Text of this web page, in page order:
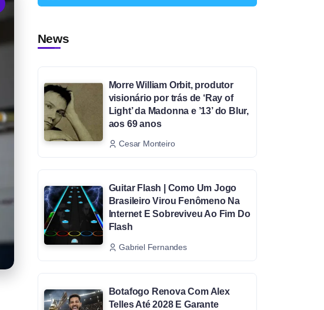
News
Morre William Orbit, produtor
visionário por trás de ‘Ray of
Light’ da Madonna e ’13’ do Blur,
aos 69 anos
Cesar Monteiro
Guitar Flash | Como Um Jogo
Brasileiro Virou Fenômeno Na
Internet E Sobreviveu Ao Fim Do
Flash
Gabriel Fernandes
Botafogo Renova Com Alex
Telles Até 2028 E Garante